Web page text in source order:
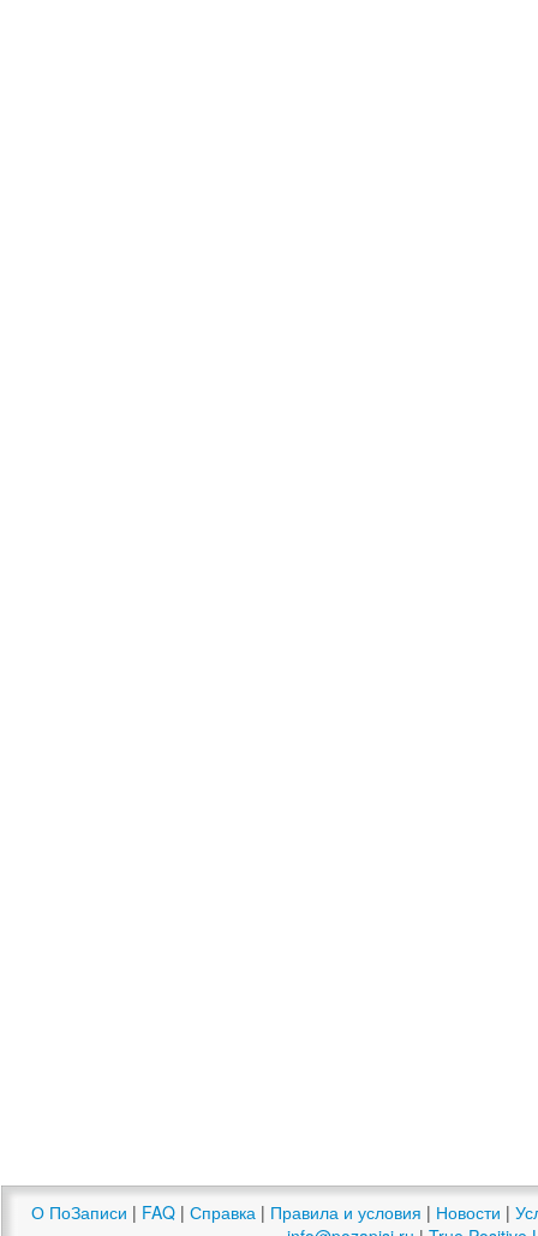
О ПоЗаписи | FAQ | Справка | Правила и условия | Новости |